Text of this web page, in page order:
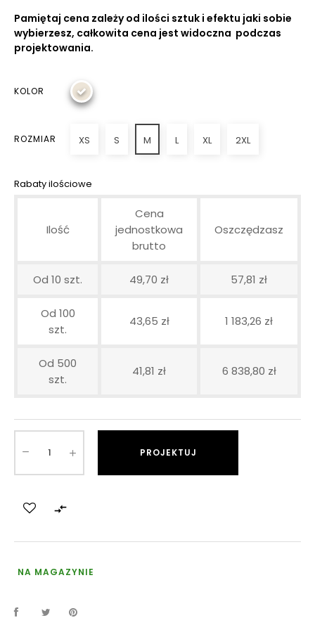
Pamiętaj cena zależy od ilości sztuk i efektu jaki sobie
wybierzesz, całkowita cena jest widoczna podczas
projektowania.
KOLOR
ROZMIAR XS S M L XL 2XL
Rabaty ilościowe
Ilość
Cena
jednostkowa
brutto
Oszczędzasz
Od 10 szt. 49,70 zł 57,81 zł
Od 100
szt.
43,65 zł 1 183,26 zł
Od 500
szt.
41,81 zł 6 838,80 zł
PROJEKTUJ

NA MAGAZYNIE